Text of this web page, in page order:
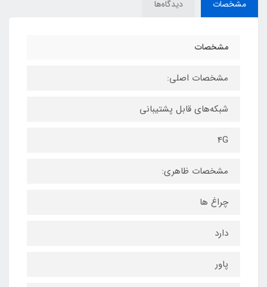
مشخصات دیدگاه‌ها
مشخصات
مشخصات اصلی:
شبکه‌های قابل پشتیبانی
4G
مشخصات ظاهری:
چراغ ها
دارد
پاور